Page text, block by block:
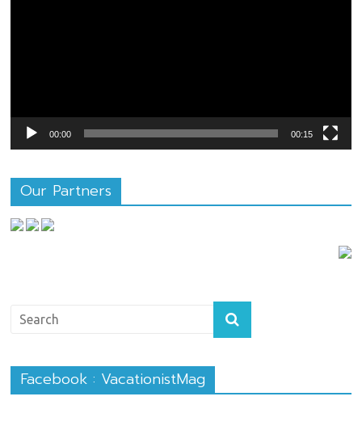
00:00 00:15
Our Partners
Facebook : VacationistMag